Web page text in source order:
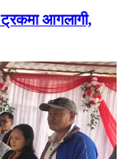
ट्रकमा आगलागी,